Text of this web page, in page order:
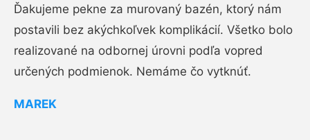
Ďakujeme pekne za murovaný bazén, ktorý nám
postavili bez akýchkoľvek komplikácií. Všetko bolo
realizované na odbornej úrovni podľa vopred
určených podmienok. Nemáme čo vytknúť.
MAREK